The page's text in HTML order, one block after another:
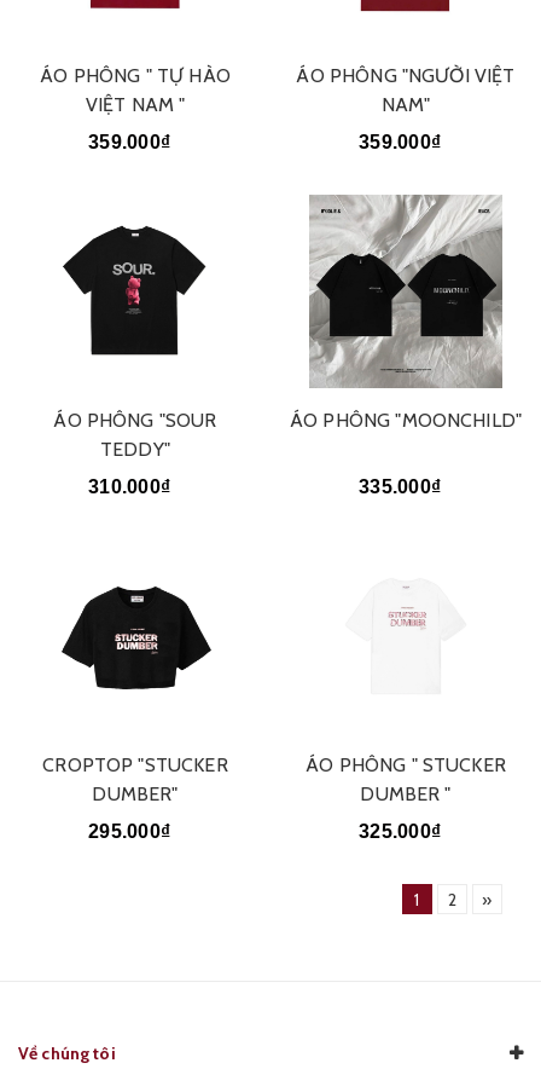
ÁO PHÔNG " TỰ HÀO
VIỆT NAM "
359.000₫
ÁO PHÔNG "NGƯỜI VIỆT
NAM"
359.000₫
ÁO PHÔNG "SOUR
TEDDY"
310.000₫
ÁO PHÔNG "MOONCHILD"
335.000₫
CROPTOP "STUCKER
DUMBER"
295.000₫
ÁO PHÔNG " STUCKER
DUMBER "
325.000₫
1 2 »
Về chúng tôi